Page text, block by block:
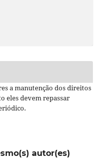
a manutenção dos direitos
eles devem repassar
autor(es)